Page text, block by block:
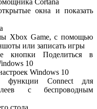
Cortana
окна и показать
Xbox Game, с помощью
или записать игры
кнопки Поделиться в
10
Windows 10
функции Connect для
с беспроводным